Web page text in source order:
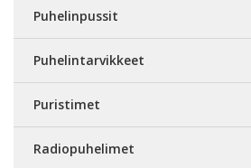
Puhelinpussit
Puhelintarvikkeet
Puristimet
Radiopuhelimet